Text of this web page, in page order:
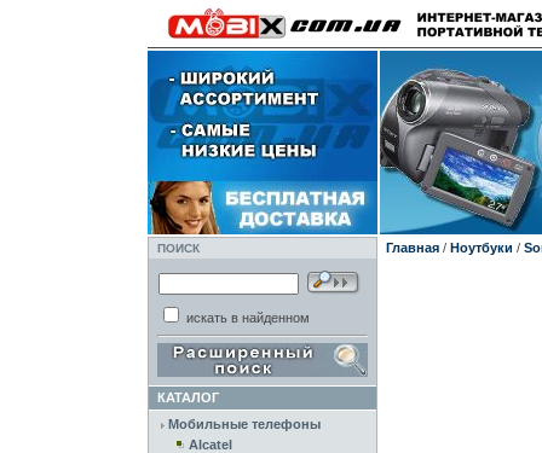
ПОИСК
искать в найденном
КАТАЛОГ
Мобильные телефоны
Alcatel
Главная/ Ноутбуки /